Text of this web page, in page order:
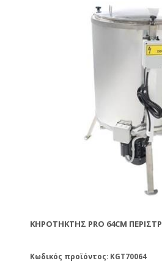
ΚΗΡΟΤΉΚΤΗΣ PRO 64CM
Κωδικός προϊόντος: KGT70064